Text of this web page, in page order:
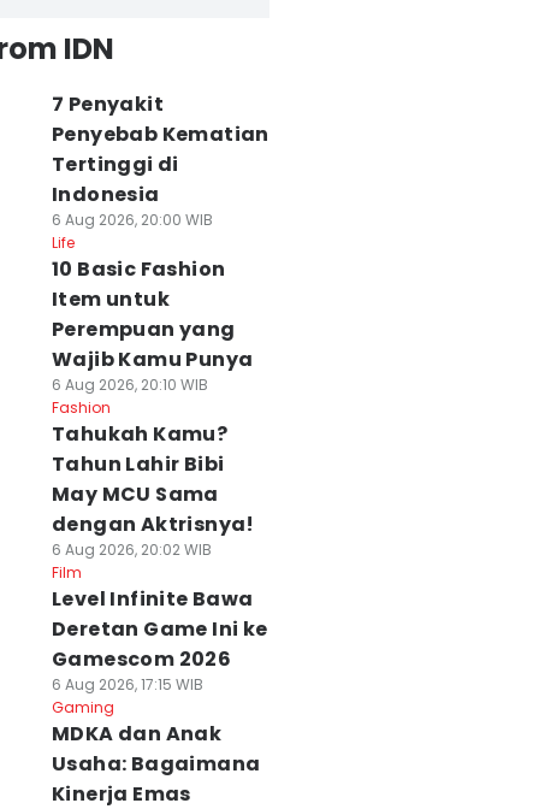
IDN
7 Penyakit
Penyebab Kematian
Tertinggi di
Indonesia
6 Aug 2026, 20:00 WIB
Life
10 Basic Fashion
Item untuk
Perempuan yang
Wajib Kamu Punya
6 Aug 2026, 20:10 WIB
Fashion
Tahukah Kamu?
Tahun Lahir Bibi
May MCU Sama
dengan Aktrisnya!
6 Aug 2026, 20:02 WIB
Film
Level Infinite Bawa
Deretan Game Ini ke
Gamescom 2026
6 Aug 2026, 17:15 WIB
Gaming
MDKA dan Anak
Usaha: Bagaimana
Kinerja Emas